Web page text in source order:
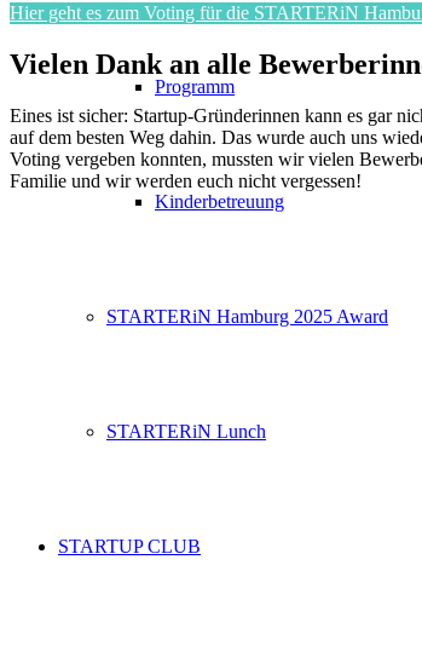
Programm
Kinderbetreuung
STARTERiN Hamburg 2025 Award
STARTERiN Lunch
STARTUP CLUB
Hier geht es zum Voting für die STARTERiN
Vielen Dank an alle
Eines ist sicher: Startup-Gründerinnen kann es gar
auf dem besten Weg dahin. Das wurde auch uns
Voting vergeben konnten, mussten wir vielen
Familie und wir werden euch nicht vergessen!